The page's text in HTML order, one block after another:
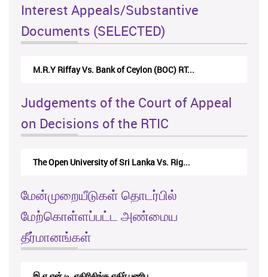
Interest Appeals/Substantive
Documents (SELECTED)
M.R.Y Riffay Vs. Bank of Ceylon (BOC) RT...
Judgements of the Court of Appeal
on Decisions of the RTIC
The Open University of Sri Lanka Vs. Rig...
மேன்முறையீடுகள் தொடர்பில்
மேற்கொள்ளப்பட்ட அண்மைய
தீர்மானங்கள்